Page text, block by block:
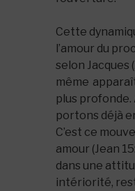
Cette
l’amour du
selon Jacques
même
plus profonde.
portons déjà
C’est ce
amour (Jean
dans une
intériorité,